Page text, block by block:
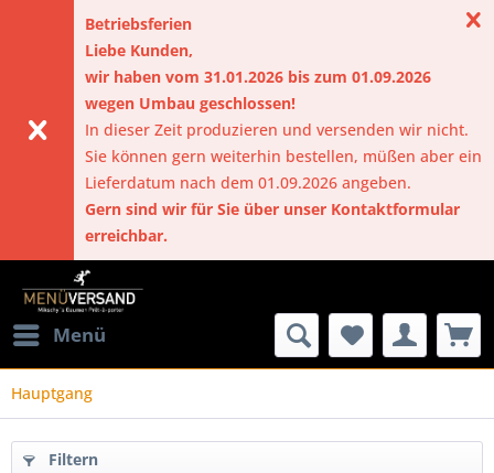
Betriebsferien
Liebe Kunden,
wir haben vom 31.01.2026 bis zum 01.09.2026
wegen Umbau geschlossen!
In dieser Zeit produzieren und versenden wir nicht.
Sie können gern weiterhin bestellen, müßen aber ein
Lieferdatum nach dem 01.09.2026 angeben.
Gern sind wir für Sie über unser Kontaktformular
erreichbar.
Menü
Hauptgang
Filtern